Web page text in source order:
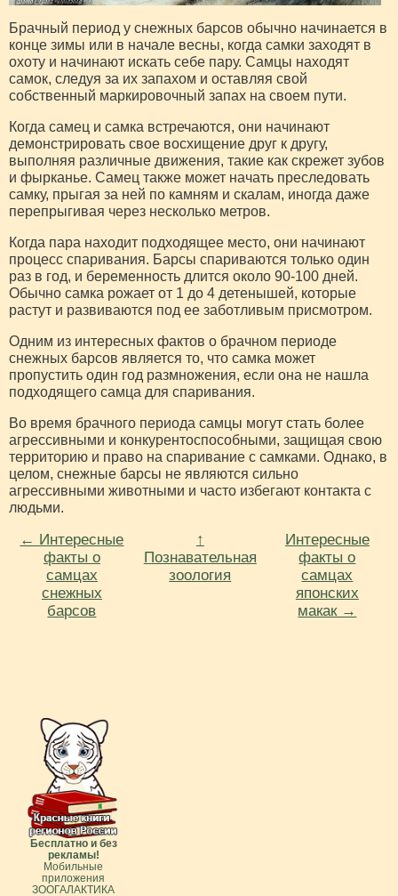
Брачный период у снежных барсов обычно начинается в
конце зимы или в начале весны, когда самки заходят в
охоту и начинают искать себе пару. Самцы находят
самок, следуя за их запахом и оставляя свой
собственный маркировочный запах на своем пути.
Когда самец и самка встречаются, они начинают
демонстрировать свое восхищение друг к другу,
выполняя различные движения, такие как скрежет зубов
и фырканье. Самец также может начать преследовать
самку, прыгая за ней по камням и скалам, иногда даже
перепрыгивая через несколько метров.
Когда пара находит подходящее место, они начинают
процесс спаривания. Барсы спариваются только один
раз в год, и беременность длится около 90-100 дней.
Обычно самка рожает от 1 до 4 детенышей, которые
растут и развиваются под ее заботливым присмотром.
Одним из интересных фактов о брачном периоде
снежных барсов является то, что самка может
пропустить один год размножения, если она не нашла
подходящего самца для спаривания.
Во время брачного периода самцы могут стать более
агрессивными и конкурентоспособными, защищая свою
территорию и право на спаривание с самками. Однако, в
целом, снежные барсы не являются сильно
агрессивными животными и часто избегают контакта с
людьми.
← Интересные
факты о
самцах
снежных
барсов
↑
Познавательная
зоология
Интересные
факты о
самцах
японских
макак →
Бесплатно и без
рекламы!
Мобильные
приложения
ЗООГАЛАКТИКА